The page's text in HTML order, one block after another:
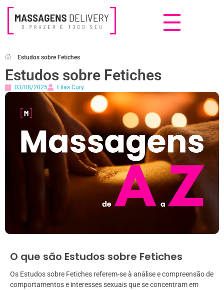
Estudos sobre Fetiches
Estudos sobre Fetiches
03/08/2025 Elias Cury
O que são Estudos sobre Fetiches
Os Estudos sobre Fetiches referem-se à análise e compreensão de
comportamentos e interesses sexuais que se concentram em